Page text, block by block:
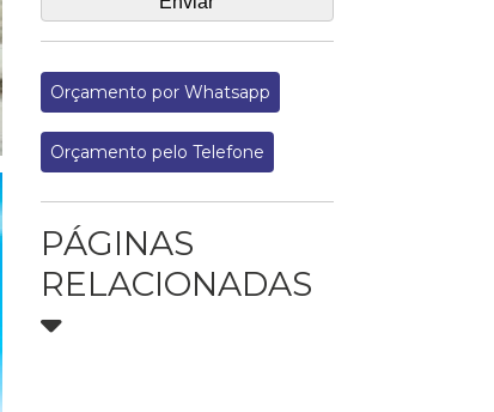
Orçamento por Whatsapp
Orçamento pelo Telefone
PÁGINAS
RELACIONADAS